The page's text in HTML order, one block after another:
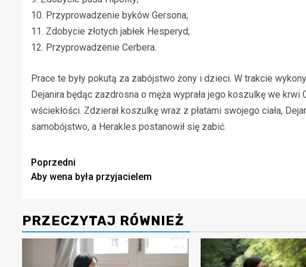
10. Przyprowadzenie byków Gersona;
11. Zdobycie złotych jabłek Hesperyd;
12. Przyprowadzenie Cerbera.
Prace te były pokutą za zabójstwo żony i dzieci. W trakcie
Dejanira będąc zazdrosna o męża wyprała jego koszulkę we krwi
wściekłości. Zdzierał koszulkę wraz z płatami swojego ciała,
samobójstwo, a Herakles postanowił się zabić.
Zobacz
wpisy
Poprzedni
Aby wena była przyjacielem
PRZECZYTAJ RÓWNIEŻ